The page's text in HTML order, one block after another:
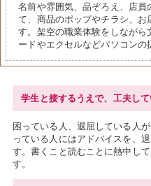
名前や雰囲気、品ぞろえ、店員
て、商品のポップやチラシ、お
す。架空の職業体験をしながら
ードやエクセルなどパソコンの
学生と接するうえで、工夫し
困っている人、退屈している人
っている人にはアドバイスを、
す。書くこと読むことに熱中し
す。